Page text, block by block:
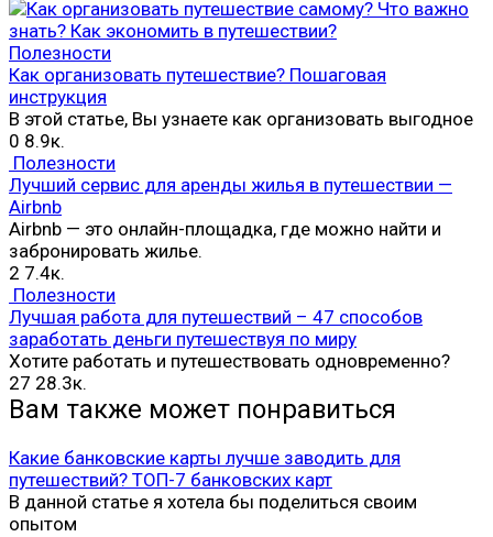
Полезности
Как организовать путешествие? Пошаговая
инструкция
В этой статье, Вы узнаете как организовать выгодное
0 8.9к.
Полезности
Лучший сервис для аренды жилья в путешествии —
Airbnb
Airbnb — это онлайн-площадка, где можно найти и
забронировать жилье.
2 7.4к.
Полезности
Лучшая работа для путешествий – 47 способов
заработать деньги путешествуя по миру
Хотите работать и путешествовать одновременно?
27 28.3к.
Вам также может понравиться
Какие банковские карты лучше заводить для
путешествий? ТОП-7 банковских карт
В данной статье я хотела бы поделиться своим
опытом